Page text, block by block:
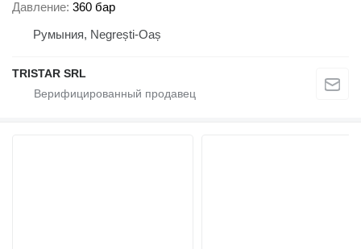
Давление 360 бар
Румыния, Negrești-Oaș
TRISTAR SRL